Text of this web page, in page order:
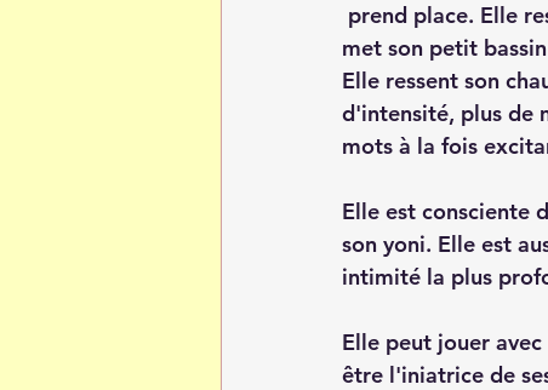
prend place. Elle
met son petit
Elle ressent son
d'intensité, plus de
mots à la fois
Elle est consciente
son yoni. Elle est
intimité la plus
Elle peut jouer
être l'iniatrice de